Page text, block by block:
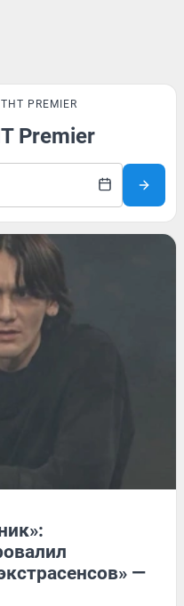
ТНТ PREMIER
Premier
—